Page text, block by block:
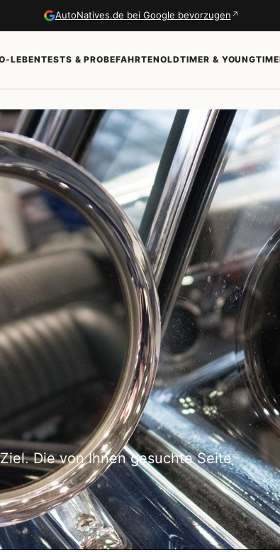
AutoNatives.de bei Google bevorzugen ↗
LEBENTESTS & PROBEFAHRTENOLDTIMER &
Die von Ihnen gesuchte Seite